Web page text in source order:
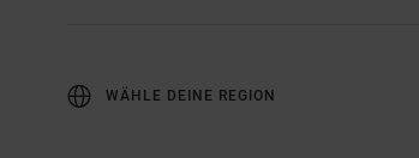
WÄHLE DEINE REGION